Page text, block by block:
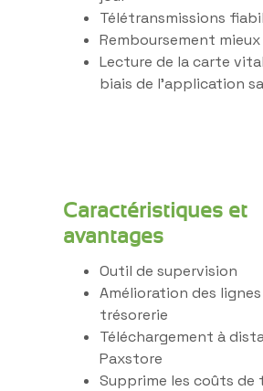
Télétransmissions
Remboursement
Lecture de la carte
biais de l’application
Caractéristiques et
avantages
Outil de supervision
Amélioration des
trésorerie
Téléchargement à
Paxstore
Supprime les coûts